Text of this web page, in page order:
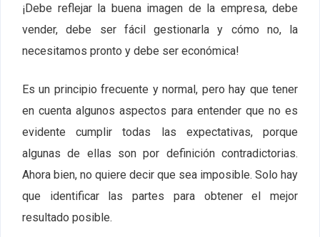
¡Debe reflejar la buena imagen de la empresa, debe
vender, debe ser fácil gestionarla y cómo no, la
necesitamos pronto y debe ser económica!
Es un principio frecuente y normal, pero hay que tener
en cuenta algunos aspectos para entender que no es
evidente cumplir todas las expectativas, porque
algunas de ellas son por definición contradictorias.
Ahora bien, no quiere decir que sea imposible. Solo hay
que identificar las partes para obtener el mejor
resultado posible.